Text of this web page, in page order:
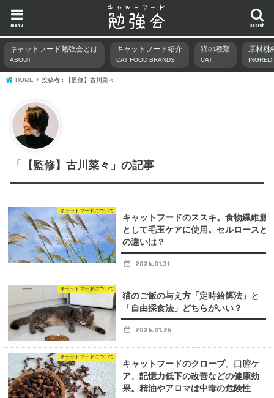
search
menu
キャットフード勉強会とは
ABOUT
キャットフード紹介
CAT FOOD BRANDS
猫の種類
CAT
原材料
HOME 投稿者 : 【監修】古川菜々
「【監修】古川菜々」の記事
キャットフードについて
キャットフードのススキ。食物繊維源
として毛玉ケアに使用。セルロースと
の違いは？
2026.01.31
キャットフードについて
猫のご飯の与え方「定時給餌法」と
「自由採食法」どちらがいい？
2026.01.26
キャットフードについて
キャットフードのクローブ。口腔ケ
ア、記憶力低下の改善などの健康効
果。精油やアロマは中毒の危険性